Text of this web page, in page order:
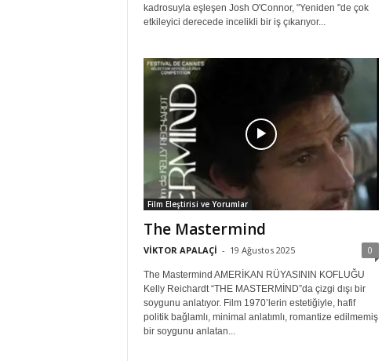
kadrosuyla eşleşen Josh O'Connor, "Yeniden "de çok
etkileyici derecede incelikli bir iş çıkarıyor...
Film Eleştirisi ve Yorumlar
The Mastermind
VİKTOR APALAÇİ - 19 Ağustos 2025 0
The Mastermind AMERİKAN RÜYASININ KOFLUĞU
Kelly Reichardt “THE MASTERMİND”da çizgi dışı bir
soygunu anlatıyor. Film 1970’lerin estetiğiyle, hafif
politik bağlamlı, minimal anlatımlı, romantize edilmemiş
bir soygunu anlatan...